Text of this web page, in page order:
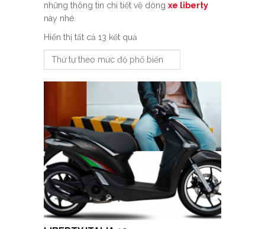
những thông tin chi tiết về dòng xe liberty
này nhé.
Hiển thị tất cả 13 kết quả
sắp
xếp
mức
độ
phổ
biến